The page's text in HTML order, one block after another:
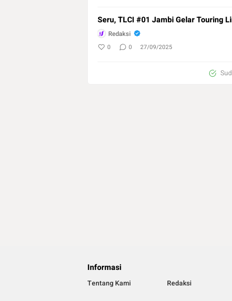
Seru, TLCI #01 Jambi Gelar Touring
Redaksi
0 0 27/09/2025
Informasi
Tentang Kami Redaksi